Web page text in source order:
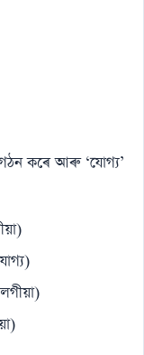
কৰে আৰু ‘যোগ্য’